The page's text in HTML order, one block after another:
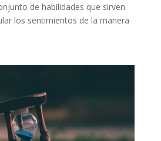
de habilidades que sirven
los sentimientos de la manera